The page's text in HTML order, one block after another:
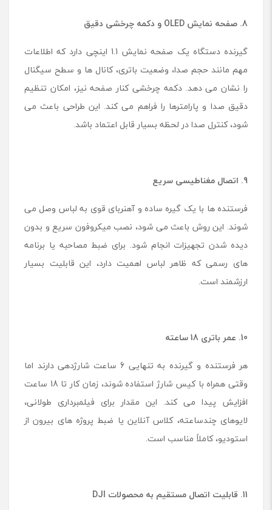
8. صفحه نمایش OLED و دکمه چرخشی دقیق
گیرنده دستگاه یک صفحه نمایش 1.1 اینچی دارد که اطلاعات
مهم مانند حجم صدا، وضعیت باتری، کانال ها و سطح سیگنال
را نشان می دهد. دکمه چرخشی کنار صفحه نیز، امکان تنظیم
دقیق صدا و پارامترها را فراهم می کند. این طراحی باعث می
شود، کنترل صدا در لحظه بسیار قابل اعتماد باشد.
9. اتصال مغناطیسی سریع
فرستنده ها با یک گیره ساده و آهنربای قوی به لباس وصل می
شوند. این روش باعث می شود، نصب میکروفون سریع و بدون
دیده شدن تجهیزات انجام شود. برای ضبط مصاحبه یا برنامه
های رسمی که ظاهر لباس اهمیت دارد، این قابلیت بسیار
ارزشمند است.
10. عمر باتری 18 ساعته
هر فرستنده و گیرنده به تنهایی 6 ساعت شارژدهی دارند اما
وقتی همراه با کیس شارژ استفاده شوند، زمان کار تا 18 ساعت
افزایش پیدا می کند. این مقدار برای فیلمبرداری طولانی،
لایوهای چندساعته، کلاس آنلاین یا ضبط پروژه های بیرون از
استودیو، کاملاً مناسب است.
11. قابلیت اتصال مستقیم به محصولات
DJI